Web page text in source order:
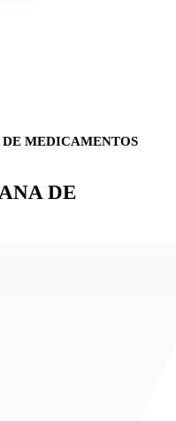
MEDICAMENTOS
DE